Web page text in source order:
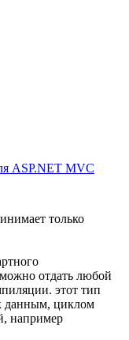
ASP.NET MVC
только
отдать любой
этот тип
данным, циклом
например